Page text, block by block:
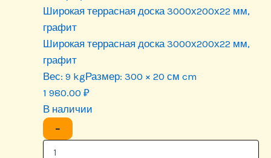
Широкая террасная доска 3000х200х22 мм,
графит
Широкая террасная доска 3000х200х22 мм,
графит
Вес: 9 kgРазмер: 300 × 20 см cm
1 980.00 ₽
В наличии
−